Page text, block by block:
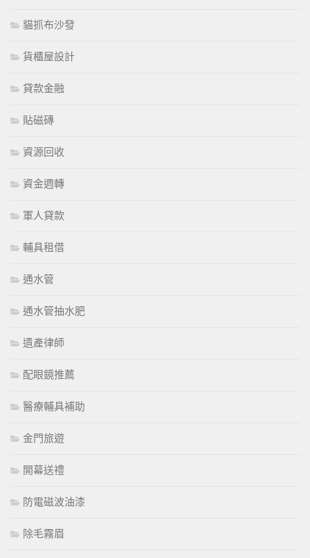
貓抓布沙發
貨櫃屋設計
貸款金融
貼磁磚
資源回收
資金週轉
軍人貸款
輔具租借
通水管
通水管抽水肥
遺產律師
配眼鏡推薦
醫療輔具補助
金門旅遊
開幕送禮
防電磁波油漆
除毛霧眉